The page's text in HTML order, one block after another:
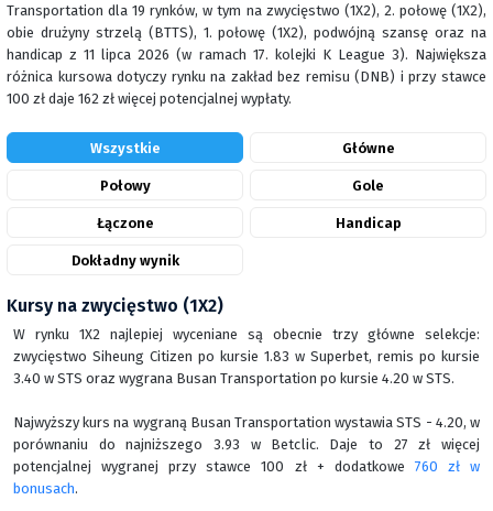
Transportation dla 19 rynków, w tym na zwycięstwo (1X2), 2. połowę (1X2),
obie drużyny strzelą (BTTS), 1. połowę (1X2), podwójną szansę oraz na
handicap z 11 lipca 2026 (w ramach 17. kolejki K League 3). Największa
różnica kursowa dotyczy rynku na zakład bez remisu (DNB) i przy stawce
100 zł daje 162 zł więcej potencjalnej wypłaty.
Wszystkie Główne
Połowy Gole
Łączone Handicap
Dokładny wynik
Kursy na zwycięstwo (1X2)
W rynku 1X2 najlepiej wyceniane są obecnie trzy główne selekcje:
zwycięstwo Siheung Citizen po kursie 1.83 w Superbet, remis po kursie
3.40 w STS oraz wygrana Busan Transportation po kursie 4.20 w STS.
Najwyższy kurs na wygraną Busan Transportation wystawia STS - 4.20, w
porównaniu do najniższego 3.93 w Betclic. Daje to 27 zł więcej
potencjalnej wygranej przy stawce 100 zł + dodatkowe 760 zł w
bonusach.